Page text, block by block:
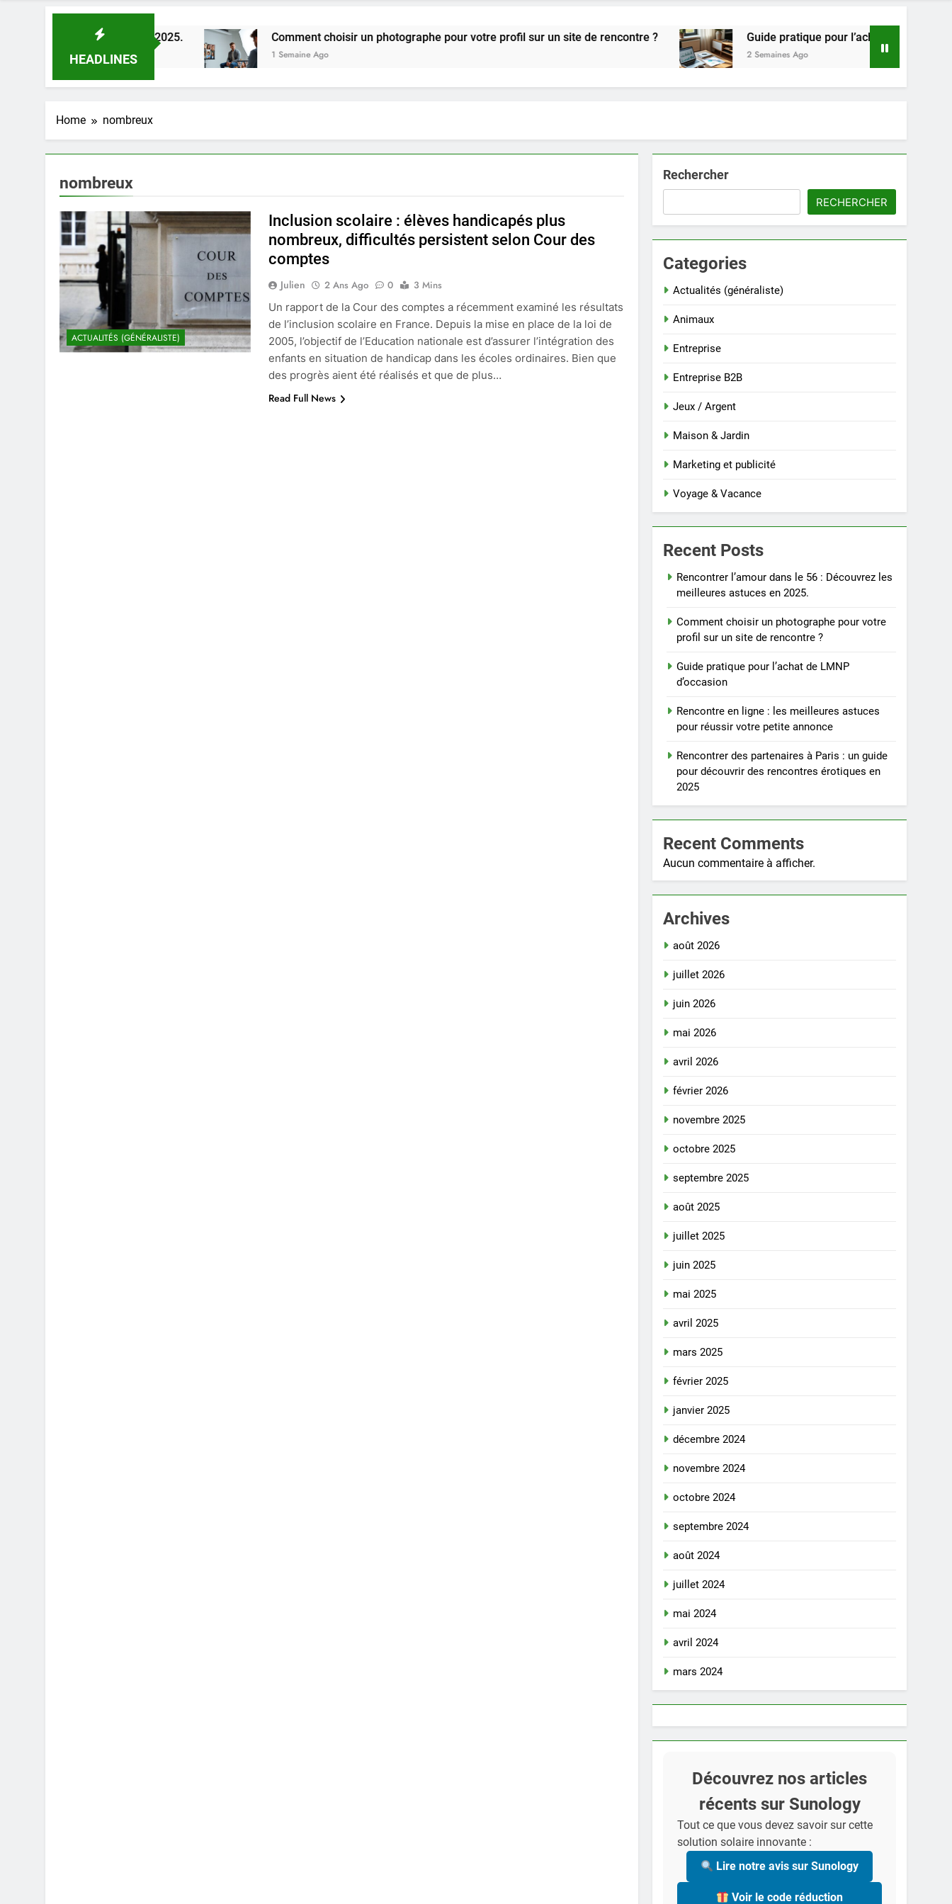
HEADLINES
astuces en 2025. Comment choisir un photographe pour votre profil sur un site de rencontre ?
1 Semaine Ago
Guide pratique pour l’achat de LMNP d’occasion
2 Semaines Ago
Home nombreux
nombreux
ACTUALITÉS (GÉNÉRALISTE)
Inclusion scolaire : élèves handicapés plus
nombreux, difficultés persistent selon Cour des
comptes
Julien 2 Ans Ago 0
3 Mins
Un rapport de la Cour des comptes a récemment examiné les résultats
de l’inclusion scolaire en France. Depuis la mise en place de la loi de
2005, l’objectif de l’Education nationale est d’assurer l’intégration des
enfants en situation de handicap dans les écoles ordinaires. Bien que
des progrès aient été réalisés et que de plus…
Read Full News
Rechercher
RECHERCHER
Categories
Actualités (généraliste)
Animaux
Entreprise
Entreprise B2B
Jeux / Argent
Maison & Jardin
Marketing et publicité
Voyage & Vacance
Recent Posts
Rencontrer l’amour dans le 56 : Découvrez les
meilleures astuces en 2025.
Comment choisir un photographe pour votre
profil sur un site de rencontre ?
Guide pratique pour l’achat de LMNP
d’occasion
Rencontre en ligne : les meilleures astuces
pour réussir votre petite annonce
Rencontrer des partenaires à Paris : un guide
pour découvrir des rencontres érotiques en
2025
Recent Comments
Aucun commentaire à afficher.
Archives
août 2026
juillet 2026
juin 2026
mai 2026
avril 2026
février 2026
novembre 2025
octobre 2025
septembre 2025
août 2025
juillet 2025
juin 2025
mai 2025
avril 2025
mars 2025
février 2025
janvier 2025
décembre 2024
novembre 2024
octobre 2024
septembre 2024
août 2024
juillet 2024
mai 2024
avril 2024
mars 2024
Découvrez nos articles
récents sur Sunology
Tout ce que vous devez savoir sur cette
solution solaire innovante :
Lire notre avis sur Sunology
Voir le code réduction